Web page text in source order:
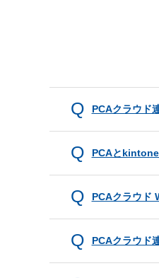
PCAクラウド
PCAとkintone
PCAクラウド
PCAクラウド